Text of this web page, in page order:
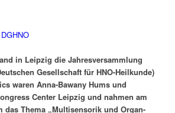
in Leipzig die Jahresversammlung
Gesellschaft für HNO-Heilkunde)
waren Anna-Bawany Hums und
Center Leipzig und nahmen am
das Thema „Multisensorik und Organ-